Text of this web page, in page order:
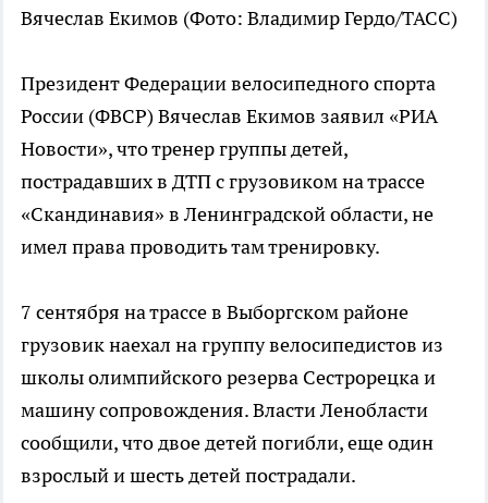
Вячеслав Екимов (Фото: Владимир Гердо/ТАСС)
Президент Федерации велосипедного спорта
России (ФВСР) Вячеслав Екимов заявил «РИА
Новости», что тренер группы детей,
пострадавших в ДТП с грузовиком на трассе
«Скандинавия» в Ленинградской области, не
имел права проводить там тренировку.
7 сентября на трассе в Выборгском районе
грузовик наехал на группу велосипедистов из
школы олимпийского резерва Сестрорецка и
машину сопровождения. Власти Ленобласти
сообщили, что двое детей погибли, еще один
взрослый и шесть детей пострадали.